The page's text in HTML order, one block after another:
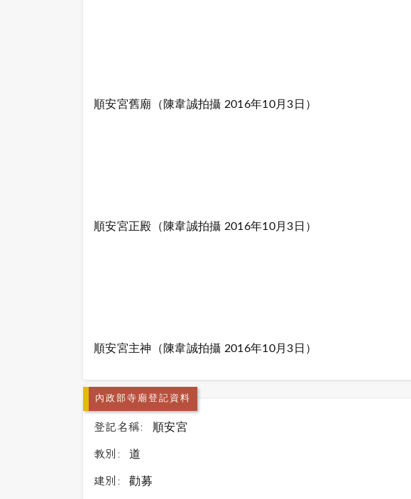
順安宮舊廟（陳韋誠拍攝 2016年10月3日）
順安宮正殿 （陳韋誠拍攝 2016年10月3日）
順安宮主神（陳韋誠拍攝 2016年10月3日）
內政部寺廟登記資料
登記名稱: 順安宮
教別: 道
建別: 勸募